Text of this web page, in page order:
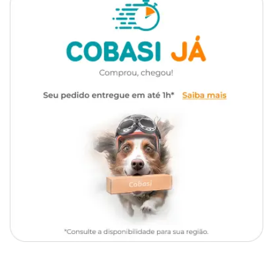
Fibra, Vinil, Azulejo, Pintura
substâncias estabilizantes, a ação do produto age na proteção
contra os raios UV, fator que aumenta a sua durabilidade e eficácia
A função clarificante doCloro Genco 3x1 - 10kgé eliminar a
Algicida e algistático
A ação algicida e algistática doCloro Genco 3 em 1 - 10kg
também é uma solução desenvolvida para eliminar e prevenir o
Como usar o Cloro Genco Granulado 3 em 1?